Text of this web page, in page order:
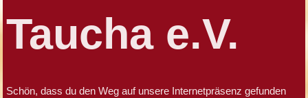
Taucha e.V.
Schön, dass du den Weg auf unsere Internetpräsenz gefunden